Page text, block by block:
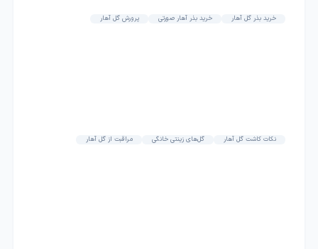
خرید بذر گل آهار خرید بذر آهار صورتی پرورش گل آهار
نکات کاشت گل آهار گل‌های زینتی خانگی مراقبت از گل آهار